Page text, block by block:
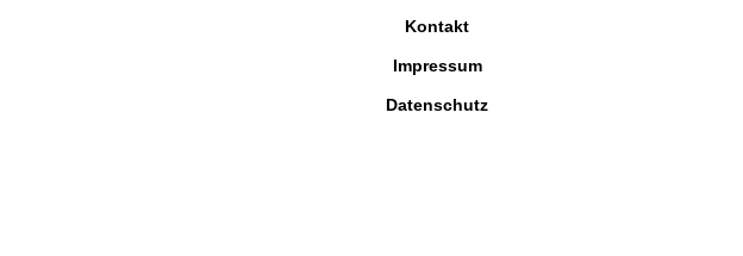
Kontakt
Impressum
Datenschutz